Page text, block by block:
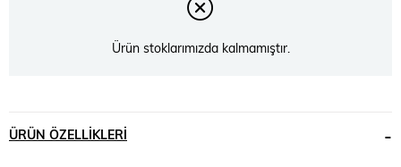
Ürün stoklarımızda kalmamıştır.
ÜRÜN ÖZELLIKLERI